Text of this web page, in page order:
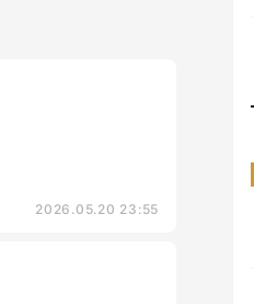
2026.05.20 23:55